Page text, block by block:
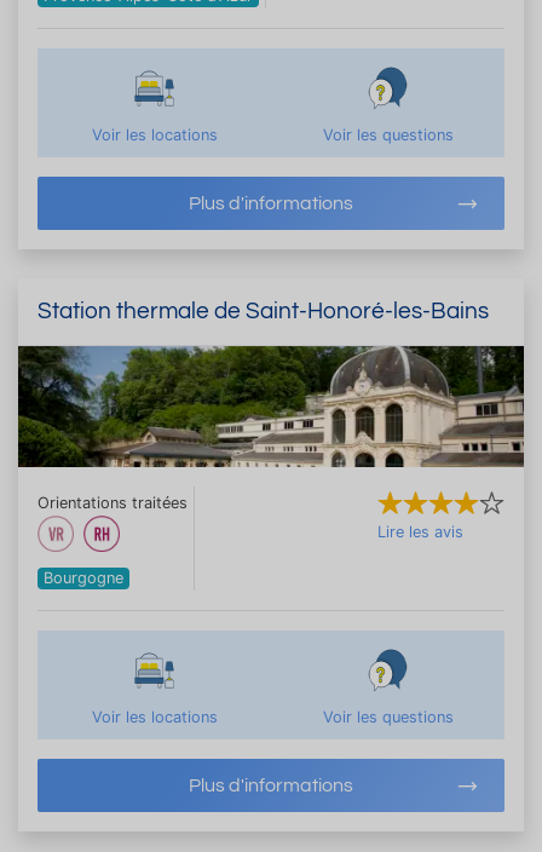
Voir les locations Voir les questions
Plus d'informations
Station thermale de Saint-Honoré-les-Bains
Orientations traitées
Bourgogne
Lire les avis
Voir les locations Voir les questions
Plus d'informations